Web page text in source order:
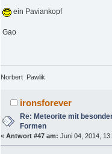
ein Paviankopf
Gao
Norbert Pawlik
ironsforever
Re: Meteorite mit
Formen
« Antwort #47 am: Juni 04, 2014,